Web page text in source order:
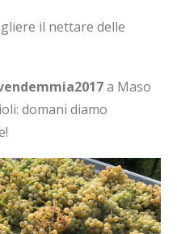
il nettare delle
a Maso
domani diamo